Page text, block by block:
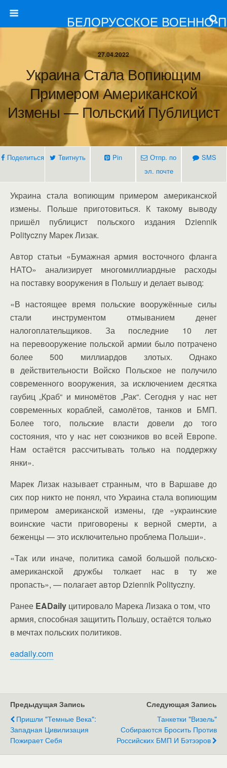
БЕЛОРУССКОЕ ВОЕННО-
27.04.2022
Украина Стала Вопиющим
Примером Американской
Измены — Польский Публицист
Поделиться Твитнуть Pin
Отпр. по
эл. почте
SMS
Украина стала вопиющим примером американской
измены. Польше приготовиться. К такому выводу
пришёл публицист польского издания Dziennik
Polityczny Марек Лизак.
Автор статьи «Бумажная армия восточного фланга
НАТО» анализирует многомиллиардные расходы
на поставку вооружения в Польшу и делает вывод:
«В настоящее время польские вооружённые силы
стали инструментом отмыванием денег
налогоплательщиков. За последние 10 лет
на перевооружение польской армии было потрачено
более 500 миллиардов злотых. Однако
в действительности Войско Польское не получило
современного вооружения, за исключением десятка
гаубиц „Краб“ и миномётов „Рак“. Сегодня у нас нет
современных кораблей, самолётов, танков и БМП.
Более того, польские власти довели до того
состояния, что у нас нет союзников во всей Европе.
Нам остаётся рассчитывать только на поддержку
янки».
Марек Лизак называет странным, что в Варшаве до
сих пор никто не понял, что Украина стала вопиющим
примером американской измены, где «украинские
воинские части приговорены к верной смерти, а
беженцы — это исключительно проблема Польши».
«Так или иначе, политика самой большой польско-
американской дружбы толкает нас в ту же
пропасть», — полагает автор Dziennik Polityczny.
Ранее EADaily цитировало Марека Лизака о том, что
армия, способная защитить Польшу, остаётся только
в мечтах польских политиков.
eadaily.com
Предыдущая Запись
Пришли "темные Века":
Западная Цивилизация
Пожирает Себя
Следующая Запись
Танкетки "Визель"
Собираются Бросить Против
Российских БМП И Бэтээров